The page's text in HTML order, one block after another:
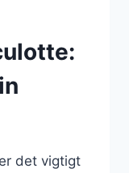
det vigtigt